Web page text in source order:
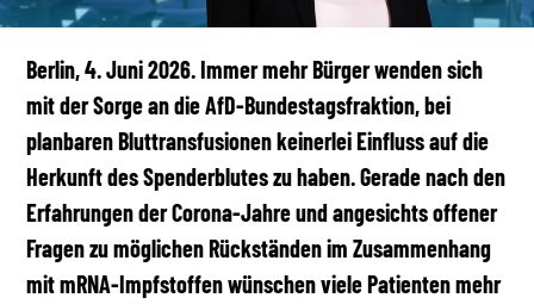
Berlin, 4. Juni 2026. Immer mehr Bürger wenden sich
mit der Sorge an die AfD-Bundestagsfraktion, bei
planbaren Bluttransfusionen keinerlei Einfluss auf die
Herkunft des Spenderblutes zu haben. Gerade nach den
Erfahrungen der Corona-Jahre und angesichts offener
Fragen zu möglichen Rückständen im Zusammenhang
mit mRNA-Impfstoffen wünschen viele Patienten mehr